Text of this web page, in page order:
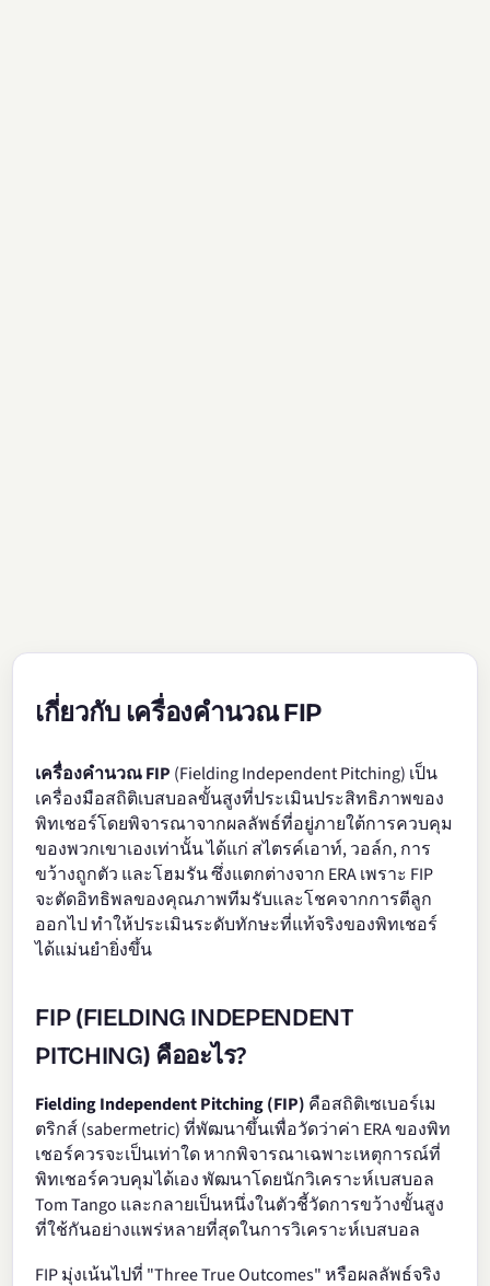
เกี่ยวกับ เครื่องคำนวณ FIP
เครื่องคำนวณ FIP (Fielding Independent Pitching) เป็น
เครื่องมือสถิติเบสบอลขั้นสูงที่ประเมินประสิทธิภาพของ
พิทเชอร์โดยพิจารณาจากผลลัพธ์ที่อยู่ภายใต้การควบคุม
ของพวกเขาเองเท่านั้น ได้แก่ สไตรค์เอาท์, วอล์ก, การ
ขว้างถูกตัว และโฮมรัน ซึ่งแตกต่างจาก ERA เพราะ FIP
จะตัดอิทธิพลของคุณภาพทีมรับและโชคจากการตีลูก
ออกไป ทำให้ประเมินระดับทักษะที่แท้จริงของพิทเชอร์
ได้แม่นยำยิ่งขึ้น
FIP (FIELDING INDEPENDENT
PITCHING) คืออะไร?
Fielding Independent Pitching (FIP) คือสถิติเซเบอร์เม
ตริกส์ (sabermetric) ที่พัฒนาขึ้นเพื่อวัดว่าค่า ERA ของพิท
เชอร์ควรจะเป็นเท่าใด หากพิจารณาเฉพาะเหตุการณ์ที่
พิทเชอร์ควบคุมได้เอง พัฒนาโดยนักวิเคราะห์เบสบอล
Tom Tango และกลายเป็นหนึ่งในตัวชี้วัดการขว้างขั้นสูง
ที่ใช้กันอย่างแพร่หลายที่สุดในการวิเคราะห์เบสบอล
FIP มุ่งเน้นไปที่ "Three True Outcomes" หรือผลลัพธ์จริง